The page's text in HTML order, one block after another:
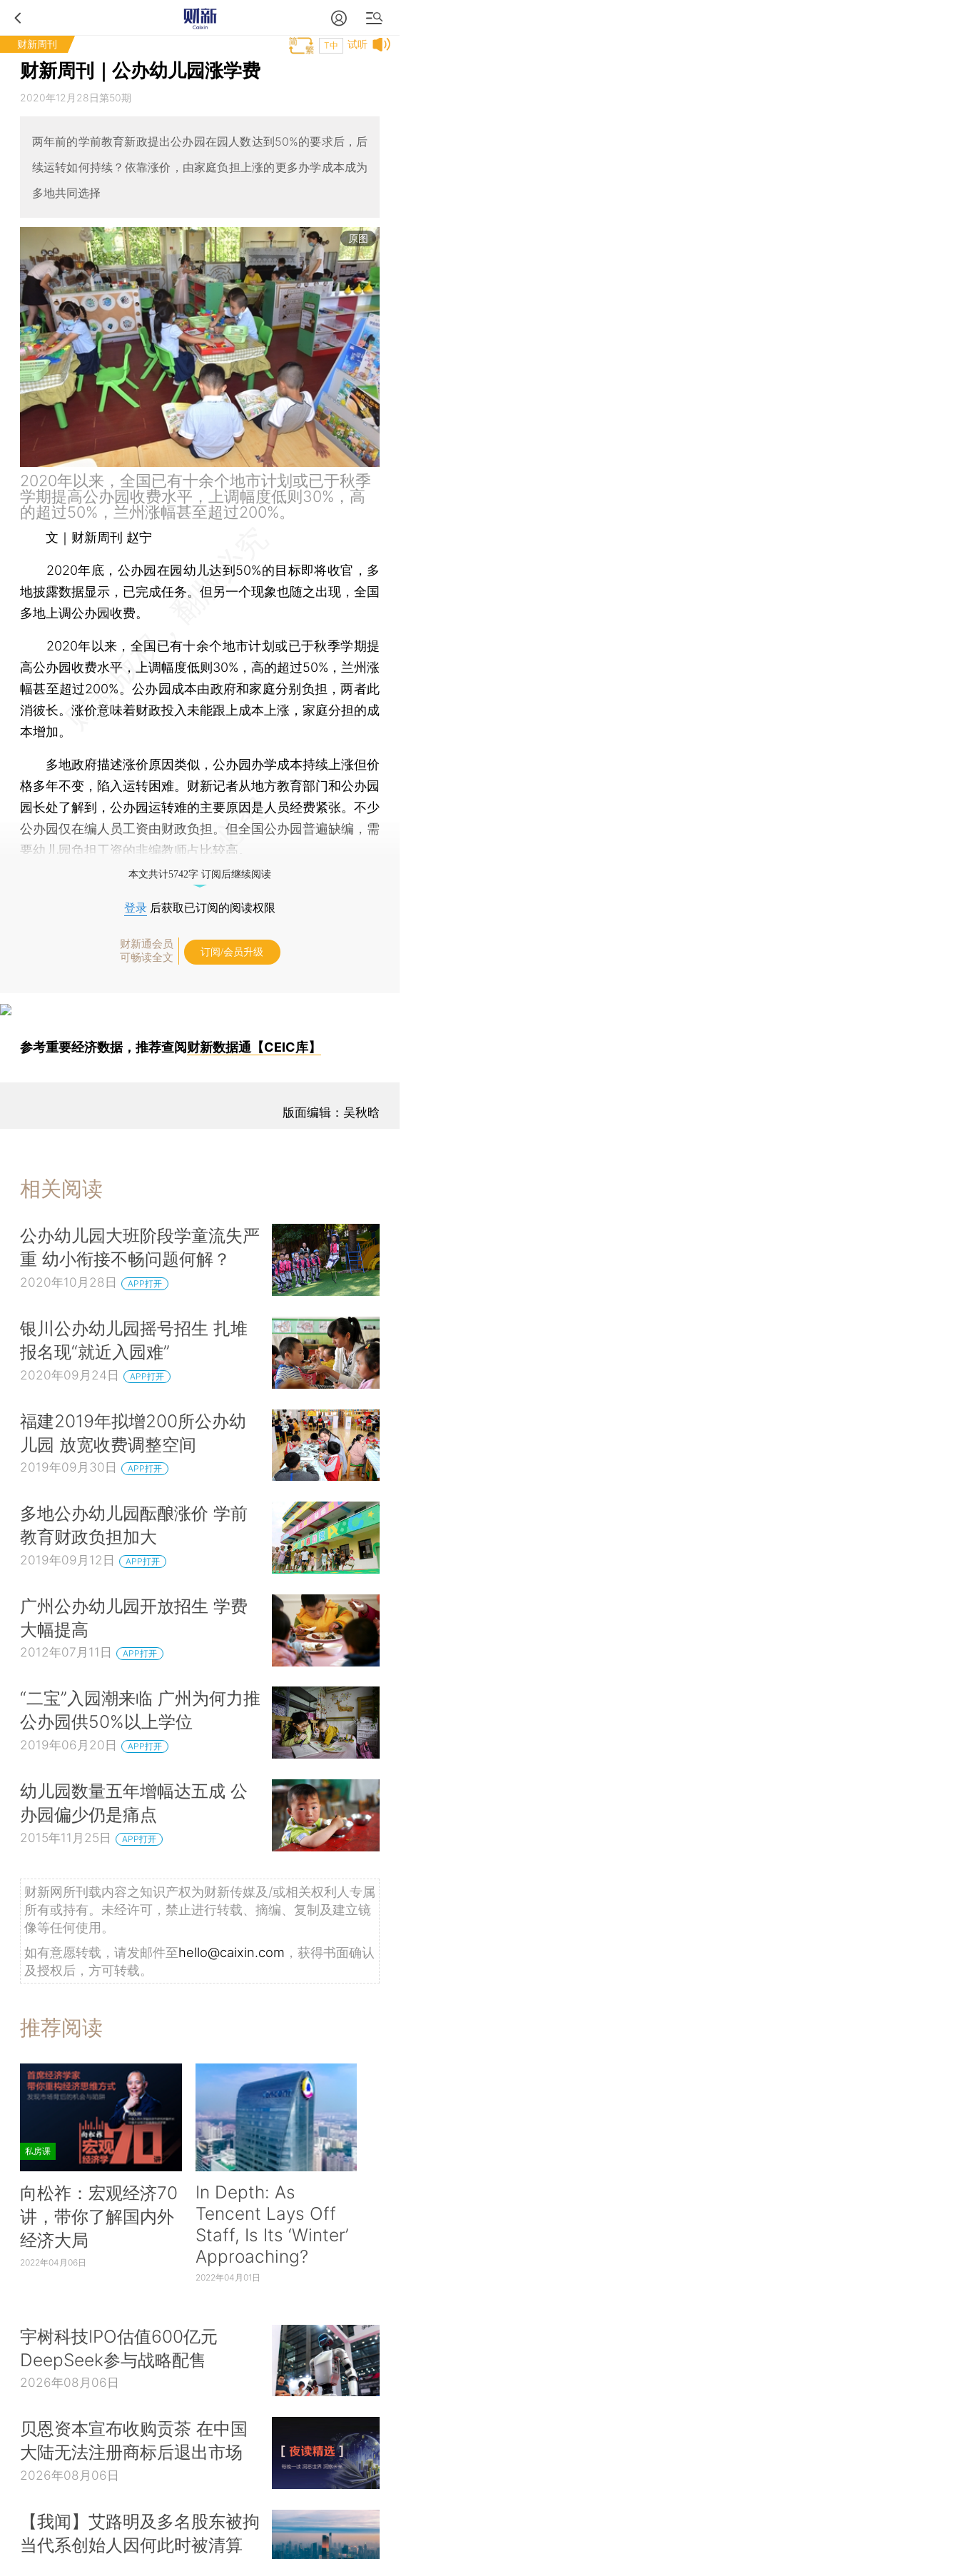
财新周刊 试听
T中
财新周刊｜公办幼儿园涨学费
2020年12月28日第50期
两年前的学前教育新政提出公办园在园人数达到50%的要求后，后
续运转如何持续？依靠涨价，由家庭负担上涨的更多办学成本成为
多地共同选择
原图
2020年以来，全国已有十余个地市计划或已于秋季
学期提高公办园收费水平，上调幅度低则30%，高
的超过50%，兰州涨幅甚至超过200%。
文｜财新周刊 赵宁
2020年底，公办园在园幼儿达到50%的目标即将收官，多
地披露数据显示，已完成任务。但另一个现象也随之出现，全国
多地上调公办园收费。
2020年以来，全国已有十余个地市计划或已于秋季学期提
高公办园收费水平，上调幅度低则30%，高的超过50%，兰州涨
幅甚至超过200%。公办园成本由政府和家庭分别负担，两者此
消彼长。涨价意味着财政投入未能跟上成本上涨，家庭分担的成
本增加。
多地政府描述涨价原因类似，公办园办学成本持续上涨但价
格多年不变，陷入运转困难。财新记者从地方教育部门和公办园
园长处了解到，公办园运转难的主要原因是人员经费紧张。不少
公办园仅在编人员工资由财政负担。但全国公办园普遍缺编，需
要幼儿园负担工资的非编教师占比较高。
本文共计5742字 订阅后继续阅读
登录 后获取已订阅的阅读权限
财新通会员
可畅读全文
订阅/会员升级
参考重要经济数据，推荐查阅财新数据通【CEIC库】
版面编辑：吴秋晗
相关阅读
公办幼儿园大班阶段学童流失严
重 幼小衔接不畅问题何解？
2020年10月28日 APP打开
银川公办幼儿园摇号招生 扎堆
报名现“就近入园难”
2020年09月24日 APP打开
福建2019年拟增200所公办幼
儿园 放宽收费调整空间
2019年09月30日 APP打开
多地公办幼儿园酝酿涨价 学前
教育财政负担加大
2019年09月12日 APP打开
广州公办幼儿园开放招生 学费
大幅提高
2012年07月11日 APP打开
“二宝”入园潮来临 广州为何力推
公办园供50%以上学位
2019年06月20日 APP打开
幼儿园数量五年增幅达五成 公
办园偏少仍是痛点
2015年11月25日 APP打开
财新网所刊载内容之知识产权为财新传媒及/或相关权利人专属
所有或持有。未经许可，禁止进行转载、摘编、复制及建立镜
像等任何使用。
如有意愿转载，请发邮件至hello@caixin.com ，获得书面确认
及授权后，方可转载。
推荐阅读
私房课
向松祚：宏观经济70
讲，带你了解国内外
经济大局
2022年04月06日
In Depth: As
Tencent Lays Off
Staff, Is Its ‘Winter’
Approaching?
2022年04月01日
宇树科技IPO估值600亿元
DeepSeek参与战略配售
2026年08月06日
贝恩资本宣布收购贡茶 在中国
大陆无法注册商标后退出市场
2026年08月06日
【我闻】艾路明及多名股东被拘
当代系创始人因何此时被清算